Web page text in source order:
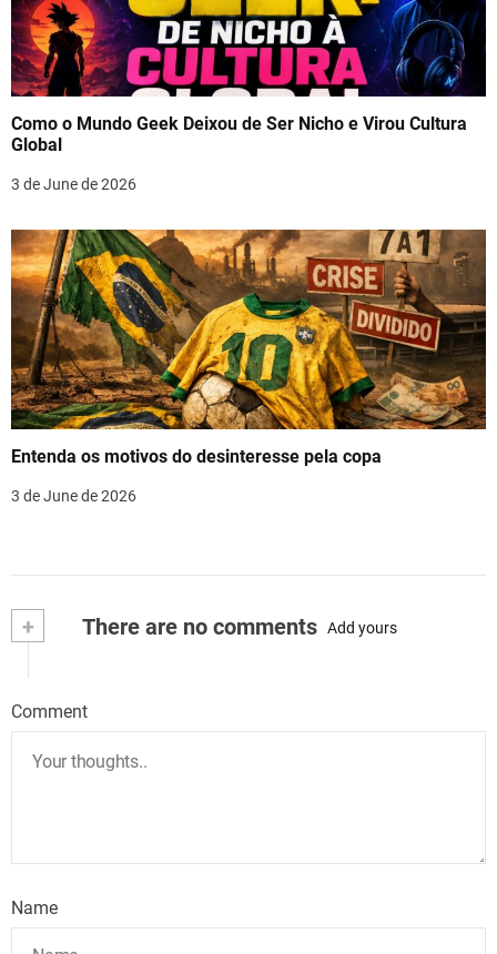
Como o Mundo Geek Deixou de Ser Nicho e Virou Cultura
Global
3 de June de 2026
Entenda os motivos do desinteresse pela copa
3 de June de 2026
+ There are no comments Add yours
Comment
Name